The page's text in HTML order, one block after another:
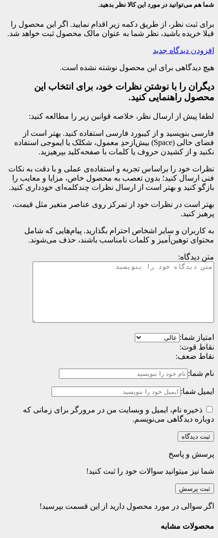
شما هم می‌توانید در مورد این کالا نظر بدهید.
برای ثبت نظر، از طریق دکمه زیر اقدام نمایید. اگر این محصول را
قبلا خریده باشید، نظر شما به عنوان مالک محصول ثبت خواهد شد.
افزودن دیدگاه جدید
هیچ دیدگاهی برای این محصول نوشته نشده است.
دیگران را با نوشتن نظرات خود، برای انتخاب این
محصول راهنمایی کنید.
لطفا پیش از ارسال نظر، خلاصه قوانین زیر را مطالعه کنید:
فارسی بنویسید و از کیبورد فارسی استفاده کنید. بهتر است از
فضای خالی (Space) بیش‌از‌حدِ معمول، شکلک یا ایموجی استفاده
نکنید و از کشیدن حروف یا کلمات با صفحه‌کلید بپرهیزید.
نظرات خود را براساس تجربه و استفاده‌ی عملی و با دقت به نکات
فنی ارسال کنید؛ بدون تعصب به محصول خاص، مزایا و معایب را
بازگو کنید و بهتر است از ارسال نظرات چندکلمه‌‌ای خودداری کنید.
بهتر است در نظرات خود از تمرکز روی عناصر متغیر مثل قیمت،
پرهیز کنید.
به کاربران و سایر اشخاص احترام بگذارید. پیام‌هایی که شامل
محتوای توهین‌آمیز و کلمات نامناسب باشند، حذف می‌شوند.
متن دیدگاه:
امتیاز شما:
نقاط قوت:
نقاط ضعف:
نام شما:
ایمیل شما:
ذخیره نام، ایمیل و وبسایت من در مرورگر برای زمانی که
دوباره دیدگاهی می‌نویسم.
پرسش و پاسخ
شما نیز میتوانید سوالات خود را ثبت کنید!
ثبت پرسش
اگر سوالی در مورد محصول دارید از این قسمت بپرسید!
محصولات مشابه